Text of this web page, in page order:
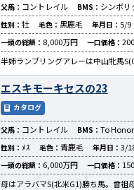
父馬： コントレイル BMS： シンボリ
性別： 牡 毛色： 黒鹿毛 年月日： 5/9
一頭の総額： 8,000万円 一口価格：
半姉ランブリングアレーは中山牝馬
エスキモーキセスの23
カタログ
父馬： コントレイル BMS： To
性別： ﾒｽ 毛色： 青鹿毛 年月日： 3/
一頭の総額： 6,000万円 一口価格：
母はアラバマS(北米G1)勝ち馬。曾祖